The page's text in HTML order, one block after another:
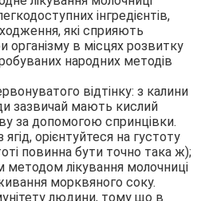
інгредієнтів,
які сприяють
організму в місцях розвитку
народних методів
відтінку: з калини
зазвичай мають кислий
за допомогою спринцівки.
орієнтуйтеся на густоту
повинна бути точно така ж);
лікування молочниці
морквяного соку.
людини, тому що в